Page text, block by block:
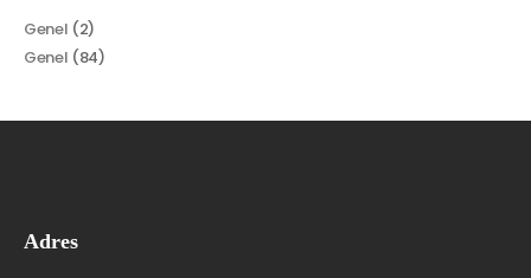
Genel (2)
Genel (84)
Adres